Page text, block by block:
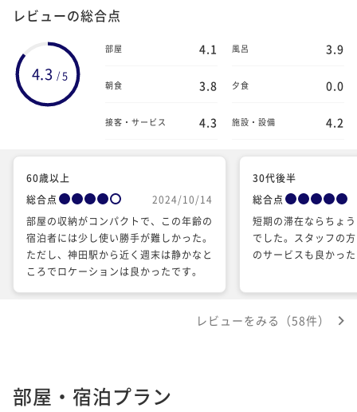
レビューの総合点
4.3 /5
部屋 4.1 風呂 3.9
朝食 3.8 夕食 0.0
接客・サービス 4.3 施設・設備 4.2
60歳以上
総合点
2024/10/14
部屋の収納がコンパクトで、この年齢の
宿泊者には少し使い勝手が難しかった。
ただし、神田駅から近く週末は静かなと
ころでロケーションは良かったです。
30代後半
総合点
短期の滞在ならちょ
でした。スタッフの
のサービスも良かっ
レビューをみる（58件）
部屋・宿泊プラン